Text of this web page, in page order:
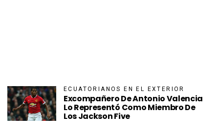
ECUATORIANOS EN EL EXTERIOR
Excompañero De Antonio Valencia
Lo Representó Como Miembro De
Los Jackson Five